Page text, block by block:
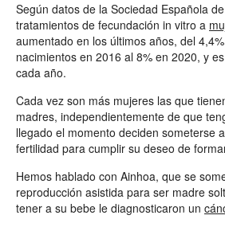
Según datos de la Sociedad Española
tratamientos de fecundación in vitro a
aumentado en los últimos años, del
nacimientos en 2016 al 8% en 2020, y
cada año.
Cada vez son más mujeres las que
madres, independientemente de que
llegado el momento deciden someterse
fertilidad para cumplir su deseo de
Hemos hablado con Ainhoa, que se
reproducción asistida para ser madre
tener a su bebe le diagnosticaron un